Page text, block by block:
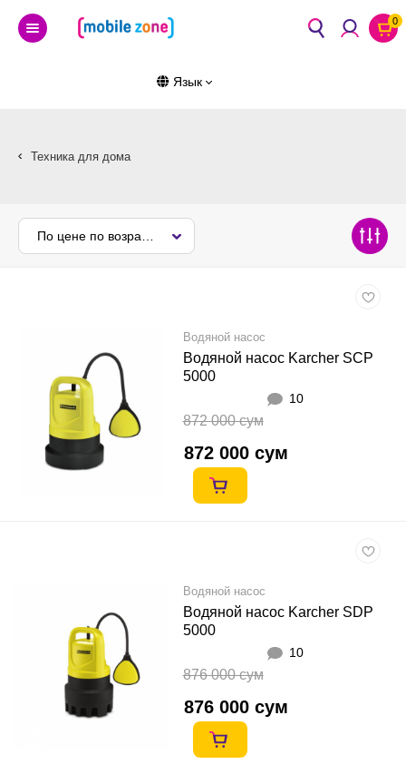
0
Язык
Техника для дома
Водяной насос
Водяной насос Karcher SCP
5000
10
872 000 сум
872 000 сум
Водяной насос
Водяной насос Karcher SDP
5000
10
876 000 сум
876 000 сум